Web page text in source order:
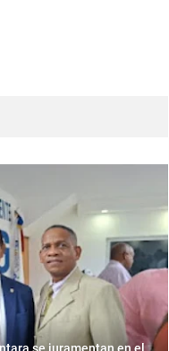
se juramentan en el